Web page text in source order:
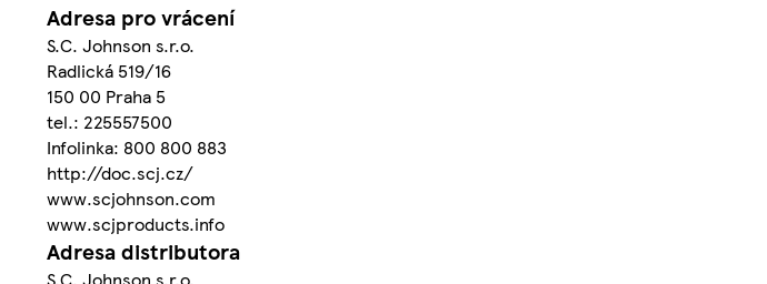
Adresa pro vrácení
S.C. Johnson s.r.o.
Radlická 519/16
150 00 Praha 5
tel.: 225557500
Infolinka: 800 800 883
http://doc.scj.cz/
www.scjohnson.com
www.scjproducts.info
Adresa distributora
S.C. Johnson s.r.o.